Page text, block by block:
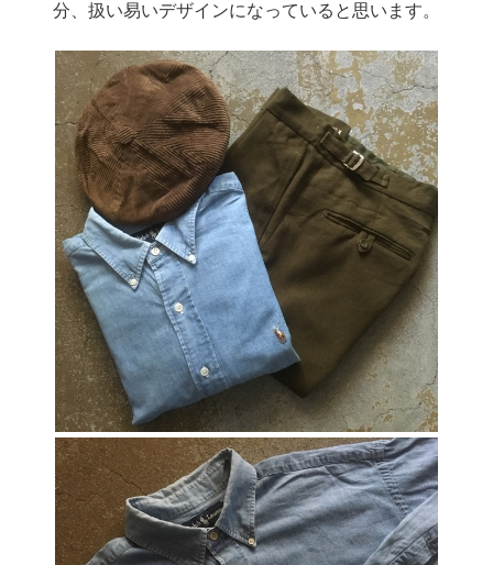
分、扱い易いデザインになっていると思います。